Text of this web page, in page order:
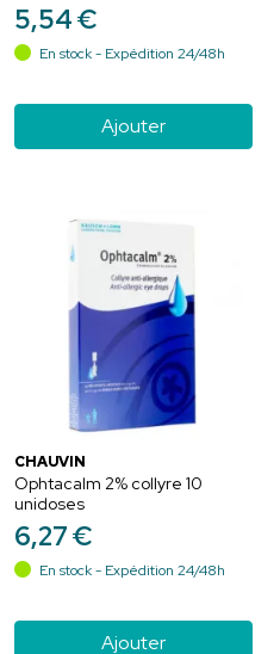
5,54€
En stock - Expédition 24/48h
Ajouter
CHAUVIN
Ophtacalm 2% collyre 10
unidoses
6,27€
En stock - Expédition 24/48h
Ajouter